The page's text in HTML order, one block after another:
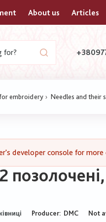
About us Articles
embroidery Needles and their
developer console for more
Producer: DMC Not